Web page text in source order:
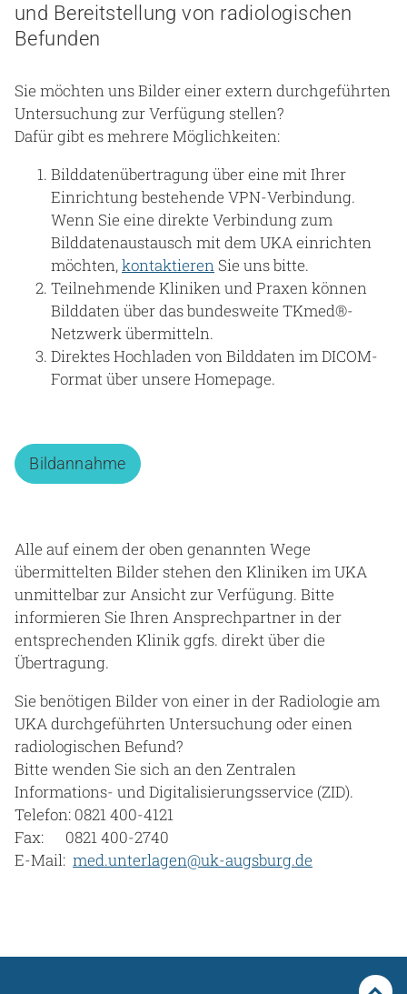
und Bereitstellung von radiologischen
Befunden
Sie möchten uns Bilder einer extern durchgeführten
Untersuchung zur Verfügung stellen?
Dafür gibt es mehrere Möglichkeiten:
Bilddatenübertragung über eine mit Ihrer
Einrichtung bestehende VPN-Verbindung.
Wenn Sie eine direkte Verbindung zum
Bilddatenaustausch mit dem UKA einrichten
möchten,kontaktieren Sie uns bitte.
Teilnehmende Kliniken und Praxen können
Bilddaten über das bundesweite TKmed®-
Netzwerk übermitteln.
Direktes Hochladen von Bilddaten im DICOM-
Format über unsere Homepage.
Bildannahme
Alle auf einem der oben genannten Wege
übermittelten Bilder stehen den Kliniken im UKA
unmittelbar zur Ansicht zur Verfügung. Bitte
informieren Sie Ihren Ansprechpartner in der
entsprechenden Klinik ggfs. direkt über die
Übertragung.
Sie benötigen Bilder von einer in der Radiologie am
UKA durchgeführten Untersuchung oder einen
radiologischen Befund?
Bitte wenden Sie sich an den Zentralen
Informations- und Digitalisierungsservice (ZID).
Telefon: 0821 400-4121
Fax: 0821 400-2740
E-Mail: med.unterlagen@uk-augsburg.de